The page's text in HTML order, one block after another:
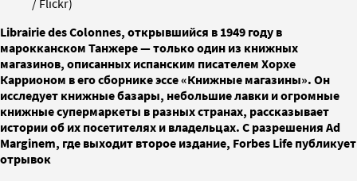
Librairie des Colonnes, открывшийся в 1949 году в
марокканском Танжере — только один из книжных
магазинов, описанных испанским писателем Хорхе
Каррионом в его сборнике эссе «Книжные магазины». Он
исследует книжные базары, небольшие лавки и огромные
книжные супермаркеты в разных странах, рассказывает
истории об их посетителях и владельцах. С разрешения Ad
Marginem, где выходит второе издание, Forbes Life публикует
отрывок